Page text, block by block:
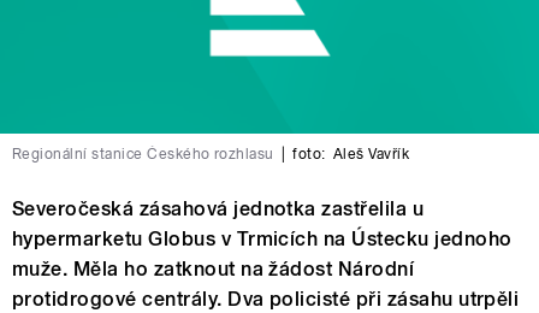
Regionální stanice Českého rozhlasu foto: Aleš Vavřík
Severočeská zásahová jednotka zastřelila u
hypermarketu Globus v Trmicích na Ústecku jednoho
muže. Měla ho zatknout na žádost Národní
protidrogové centrály. Dva policisté při zásahu utrpěli